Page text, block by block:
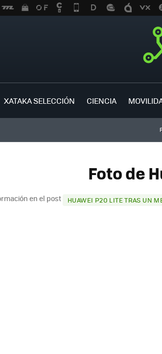
XATAKA SELECCIÓN CIENCIA
Foto de
en el post HUAWEI P20 LITE TRAS UN